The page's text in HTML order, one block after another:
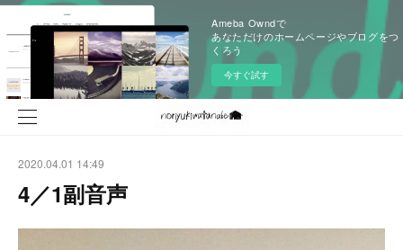
Ameba Owndで
あなただけのホームページやブログをつ
くろう
今すぐ試す
2020.04.01 14:49
4／1副音声